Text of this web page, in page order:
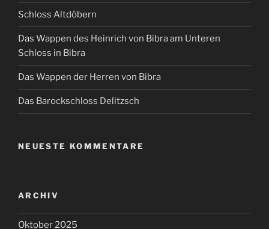
Schloss Altdöbern
Das Wappen des Heinrich von Bibra am Unteren
Schloss in Bibra
Das Wappen der Herren von Bibra
Das Barockschloss Delitzsch
NEUESTE KOMMENTARE
ARCHIV
Oktober 2025